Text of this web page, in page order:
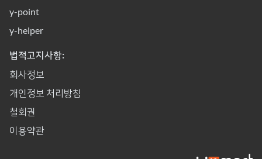
y-point
y-helper
법적고지사항:
회사정보
개인정보 처리방침
철회권
이용약관